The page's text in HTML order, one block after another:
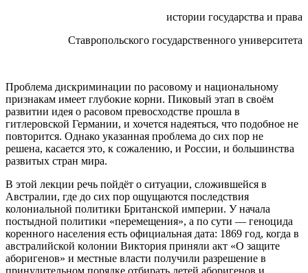
истории государства и права
Ставропольского государственного университета
Проблема дискриминации по расовому и национальному
признакам имеет глубокие корни. Пиковый этап в своём
развитии идея о расовом превосходстве прошла в
гитлеровской Германии, и хочется надеяться, что подобное не
повторится. Однако указанная проблема до сих пор не
решена, касается это, к сожалению, и России, и большинства
развитых стран мира.
В этой лекции речь пойдёт о ситуации, сложившейся в
Австралии, где до сих пор ощущаются последствия
колониальной политики Британской империи. У начала
постыдной политики «перемещения», а по сути — геноцида
коренного населения есть официальная дата: 1869 год, когда в
австралийской колонии Виктория приняли акт «О защите
аборигенов» и местные власти получили разрешение в
принудительном порядке отбирать детей аборигенов и